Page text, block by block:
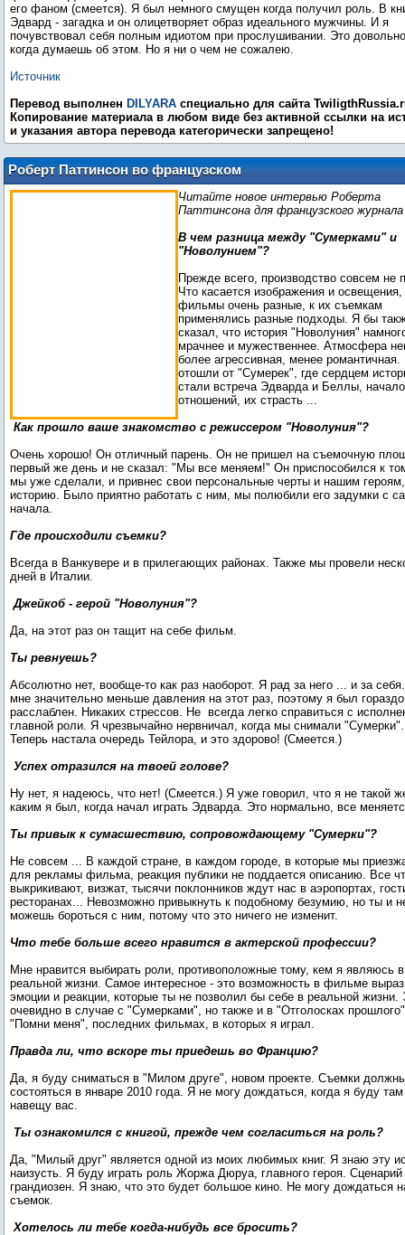
его фаном (смеется). Я был немного смущен когда получил роль. В
Эдвард - загадка и он олицетворяет образ идеального мужчины. И я
почувствовал себя полным идиотом при прослушивании. Это
когда думаешь об этом. Но я ни о чем не сожалею.
Источник
Перевод выполнен DILYARA специально для сайта
Копирование материала в любом виде без активной ссылки на
и указания автора перевода категорически запрещено!
Роберт Паттинсон во французском
журнале Fan 2
Читайте новое интервью Роберта
Паттинсона для французского
В чем разница между "Сумерками" и
"Новолунием"?
Прежде всего, производство совсем не
Что касается изображения и освещения,
фильмы очень разные, к их съемкам
применялись разные подходы. Я бы
сказал, что история "Новолуния"
мрачнее и мужественнее. Атмосфера
более агрессивная, менее
отошли от "Сумерек", где сердцем
стали встреча Эдварда и Беллы,
отношений, их страсть ...
Как прошло ваше знакомство с режиссером "Новолуния"?
Очень хорошо! Он отличный парень. Он не пришел на съемочную
первый же день и не сказал: "Мы все меняем!" Он приспособился к
мы уже сделали, и привнес свои персональные черты и нашим
историю. Было приятно работать с ним, мы полюбили его задумки с
начала.
Где происходили съемки?
Всегда в Ванкувере и в прилегающих районах. Также мы провели
дней в Италии.
Джейкоб - герой "Новолуния"?
Да, на этот раз он тащит на себе фильм.
Ты ревнуешь?
Абсолютно нет, вообще-то как раз наоборот. Я рад за него ... и за
мне значительно меньше давления на этот раз, поэтому я был
расслаблен. Никаких стрессов. Не всегда легко справиться с
главной роли. Я чрезвычайно нервничал, когда мы снимали "Сумерки".
Теперь настала очередь Тейлора, и это здорово! (Смеется.)
Успех отразился на твоей голове?
Ну нет, я надеюсь, что нет! (Смеется.) Я уже говорил, что я не такой
каким я был, когда начал играть Эдварда. Это нормально, все
Ты привык к сумасшествию, сопровождающему "Сумерки"?
Не совсем ... В каждой стране, в каждом городе, в которые мы
для рекламы фильма, реакция публики не поддается описанию. Все
выкрикивают, визжат, тысячи поклонников ждут нас в аэропортах,
ресторанах... Невозможно привыкнуть к подобному безумию, но ты и
можешь бороться с ним, потому что это ничего не изменит.
Что тебе больше всего нравится в актерской профессии?
Мне нравится выбирать роли, противоположные тому, кем я являюсь в
реальной жизни. Самое интересное - это возможность в фильме
эмоции и реакции, которые ты не позволил бы себе в реальной жизни.
очевидно в случае с "Сумерками", но также и в "Отголосках
"Помни меня", последних фильмах, в которых я играл.
Правда ли, что вскоре ты приедешь во Францию?
Да, я буду сниматься в "Милом друге", новом проекте. Съемки
состояться в январе 2010 года. Я не могу дождаться, когда я буду
навещу вас.
Ты ознакомился с книгой, прежде чем согласиться на роль?
Да, "Милый друг" является одной из моих любимых книг. Я знаю эту
наизусть. Я буду играть роль Жоржа Дюруа, главного героя. Сценарий
грандиозен. Я знаю, что это будет большое кино. Не могу дождаться
съемок.
Хотелось ли тебе когда-нибудь все бросить?